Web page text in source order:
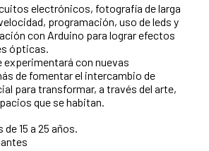
electrónicos, fotografía de larga
programación, uso de leds y
con Arduino para lograr efectos
ópticas.
experimentará con nuevas
de fomentar el intercambio de
para transformar, a través del arte,
que se habitan.
de 15 a 25 años.